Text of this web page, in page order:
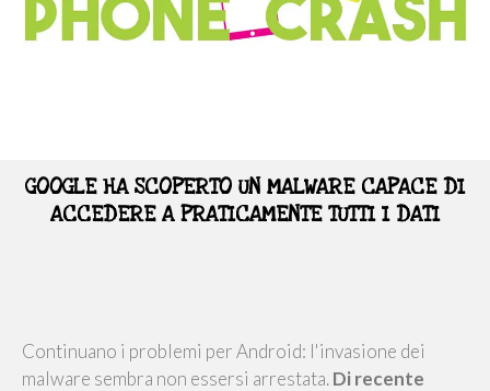
GOOGLE HA SCOPERTO UN MALWARE CAPACE DI
ACCEDERE A PRATICAMENTE TUTTI I DATI
Continuano i problemi per Android: l'invasione dei
malware sembra non essersi arrestata.Di recente